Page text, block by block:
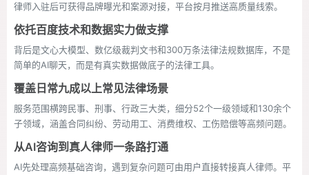
律师入驻后可获得品牌曝光和案源对接，平台按月推送高质量线索。
依托百度技术和数据实力做支撑
背后是文心大模型、数亿级裁判文书和300万条法律法规数据库，不是
简单的AI聊天，而是有真实数据做底子的法律工具。
覆盖日常九成以上常见法律场景
服务范围横跨民事、刑事、行政三大类，细分52个一级领域和130余个
子领域，涵盖合同纠纷、劳动用工、消费维权、工伤赔偿等高频问题。
从AI咨询到真人律师一条路打通
AI先处理高频基础咨询，遇到复杂问题可由用户直接转接真人律师。平